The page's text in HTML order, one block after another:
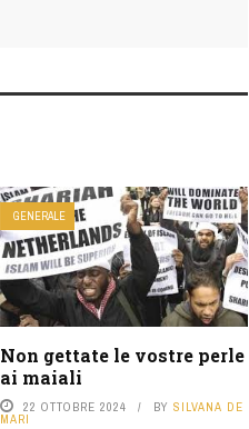
GENERALE
Non gettate le vostre perle
ai maiali
22 OTTOBRE 2024 BY SILVANA DE
MARI